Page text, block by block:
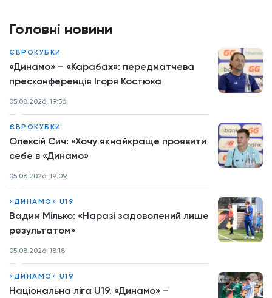
Головні новини
ЄВРОКУБКИ
«Динамо» – «Карабах»: передматчева
пресконференція Ігоря Костюка
05.08.2026, 19:56
ЄВРОКУБКИ
Олексій Сич: «Хочу якнайкраще проявити
себе в «Динамо»
05.08.2026, 19:09
«ДИНАМО» U19
Вадим Мілько: «Наразі задоволений лише
результатом»
05.08.2026, 18:18
«ДИНАМО» U19
Національна ліга U19. «Динамо» –